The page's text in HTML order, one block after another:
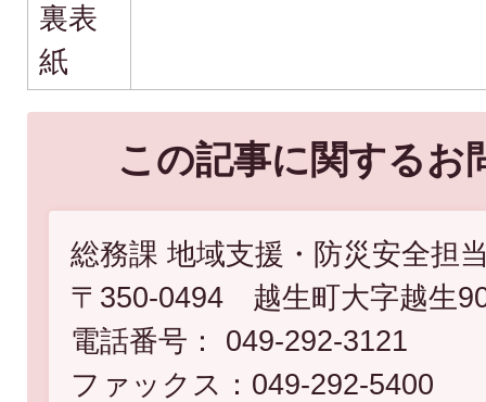
裏表
紙
この記事に関するお
総務課 地域支援・防災安全担
〒350-0494 越生町大字越生
電話番号： 049-292-3121
ファックス：049-292-5400